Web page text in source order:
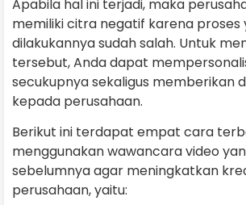
Apabila hal ini terjadi, maka
memiliki citra negatif karena proses
dilakukannya sudah salah. Untuk
tersebut, Anda dapat
secukupnya sekaligus memberikan
kepada perusahaan.
Berikut ini terdapat empat cara
menggunakan wawancara video
sebelumnya agar meningkatkan
perusahaan, yaitu: